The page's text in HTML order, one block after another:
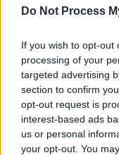
Do Not Process
If you wish to opt-out
processing of your
targeted advertising
section to confirm
opt-out request is
interest-based ads
us or personal
your opt-out. You
τα κυριότερα
παραβίαση
παραβίαση των
πεζούς, ενώ η
κράνους από
δικύκλων
τη σοβαρότητα